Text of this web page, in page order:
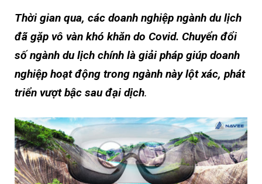
Thời gian qua, các doanh nghiệp ngành du lịch
đã gặp vô vàn khó khăn do Covid. Chuyển đổi
số ngành du lịch chính là giải pháp giúp doanh
nghiệp hoạt động trong ngành này lột xác, phát
triển vượt bậc sau đại dịch.